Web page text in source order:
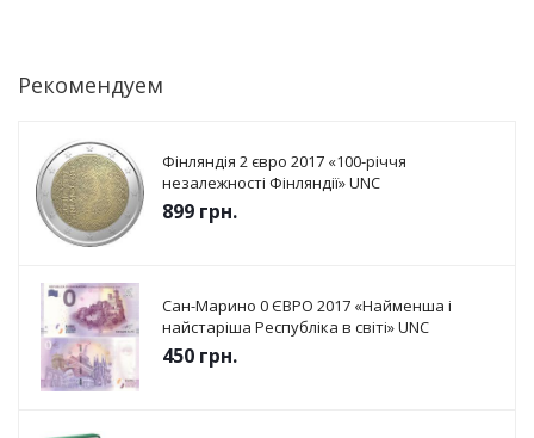
Рекомендуем
Фінляндія 2 євро 2017 «100-річчя
незалежності Фінляндії» UNC
899 грн.
Сан-Марино 0 ЄВРО 2017 «Найменша і
найстаріша Республіка в світі» UNC
450 грн.